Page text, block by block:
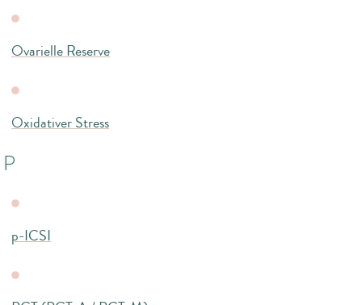
Ovarielle Reserve
Oxidativer Stress
P
p-ICSI